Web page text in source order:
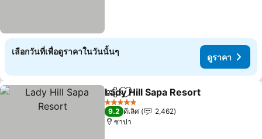
เลือกวันที่เพื่อดูราคาในวันนั้นๆ
ดูราคา
แชร์ เพิ่มในรายการโปรด
Lady Hill Sapa Resort
5 ดาว
9.2 ดีเลิศ
2,462
ซาปา